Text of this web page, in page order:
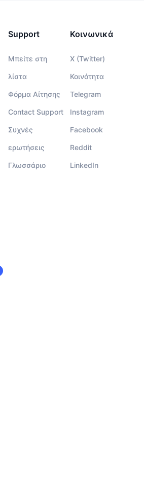
Support
Μπείτε στη
λίστα
Φόρμα Αίτησης
Contact Support
Συχνές
ερωτήσεις
Γλωσσάριο
Κοινωνικά
X (Twitter)
Κοινότητα
Telegram
Instagram
Facebook
Reddit
LinkedIn